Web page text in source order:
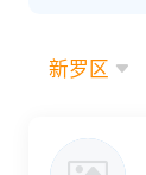
新罗区